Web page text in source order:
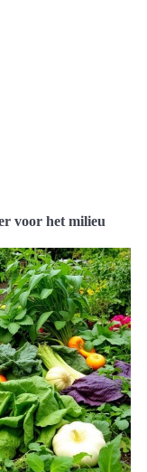
voor het milieu